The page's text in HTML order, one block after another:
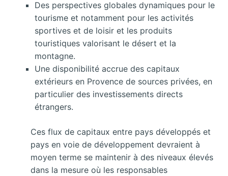
Des perspectives globales dynamiques pour le
tourisme et notamment pour les activités
sportives et de loisir et les produits
touristiques valorisant le désert et la
montagne.
Une disponibilité accrue des capitaux
extérieurs en Provence de sources privées, en
particulier des investissements directs
étrangers.
Ces flux de capitaux entre pays développés et
pays en voie de développement devraient à
moyen terme se maintenir à des niveaux élevés
dans la mesure où les responsables